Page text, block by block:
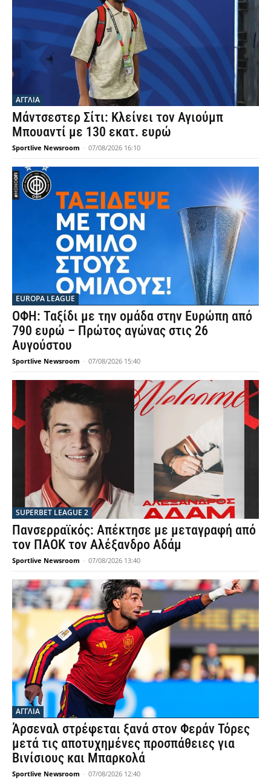
ΑΓΓΛΙΑ
Μάντσεστερ Σίτι: Κλείνει τον Αγιούμπ
Μπουαντί με 130 εκατ. ευρώ
Sportlive Newsroom - 07/08/2026 16:10
EUROPA LEAGUE
ΟΦΗ: Ταξίδι με την ομάδα στην Ευρώπη από
790 ευρώ – Πρώτος αγώνας στις 26
Αυγούστου
Sportlive Newsroom - 07/08/2026 15:40
SUPERBET LEAGUE 2
Πανσερραϊκός: Απέκτησε με μεταγραφή από
τον ΠΑΟΚ τον Αλέξανδρο Αδάμ
Sportlive Newsroom - 07/08/2026 13:40
ΑΓΓΛΙΑ
Άρσεναλ στρέφεται ξανά στον Φεράν Τόρες
μετά τις αποτυχημένες προσπάθειες για
Βινίσιους και Μπαρκολά
Sportlive Newsroom - 07/08/2026 12:40